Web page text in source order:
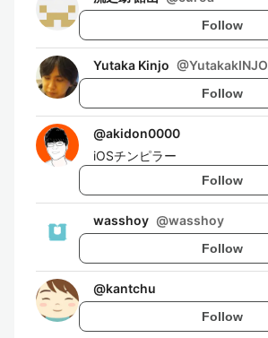
Follow
Yutaka Kinjo @YutakakINJO
Follow
@akidon0000
iOSチンピラー
Follow
wasshoy @wasshoy
Follow
@kantchu
Follow